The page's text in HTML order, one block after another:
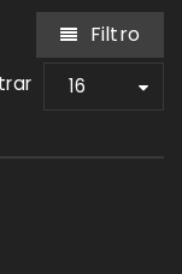
Filtro
16